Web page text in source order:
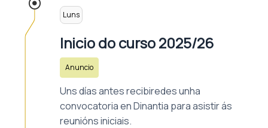
Luns
Inicio do curso 2025/26
Anuncio
Uns días antes recibiredes unha
convocatoria en Dinantia para asistir ás
reunións iniciais.